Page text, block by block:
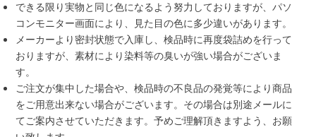
できる限り実物と同じ色になるよう努力しておりますが、パソ
コンモニター画面により、見た目の色に多少違いがあります。
メーカーより密封状態で入庫し、検品時に再度袋詰めを行って
おりますが、素材により染料等の臭いが強い場合がございま
す。
ご注文が集中した場合や、検品時の不良品の発覚等により商品
をご用意出来ない場合がございます。その場合は別途メールに
てご案内させていただきます。予めご理解頂きますよう、お願